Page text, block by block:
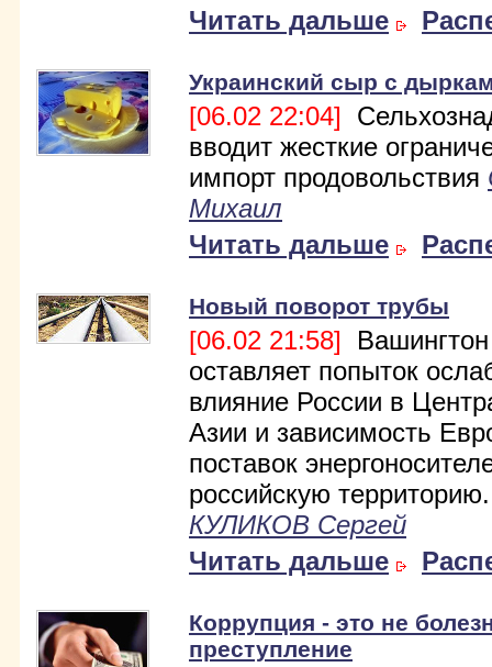
Читать дальше
Украинский сыр с
[06.02 22:04]
вводит жесткие
импорт продовольствия
Михаил
Читать дальше
Новый поворот трубы
[06.02 21:58]
оставляет попыток
влияние России в
Азии и зависимость
поставок
российскую
КУЛИКОВ Сергей
Читать дальше
Коррупция - это не
преступление